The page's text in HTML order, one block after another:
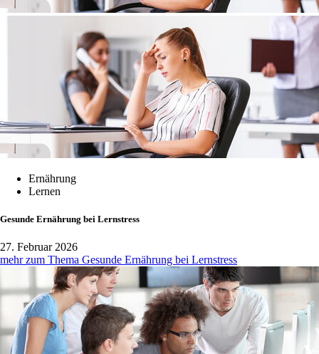
Ernährung
Lernen
Gesunde Ernährung bei Lernstress
27. Februar 2026
mehr zum Thema Gesunde Ernährung bei Lernstress